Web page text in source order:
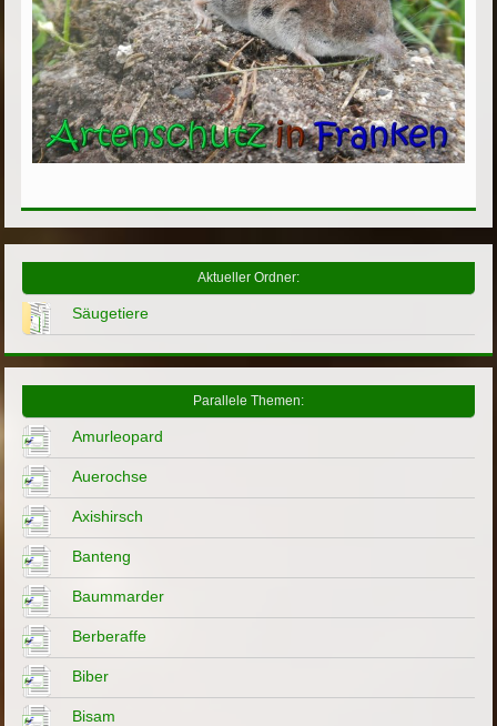
Aktueller Ordner:
Säugetiere
Parallele Themen:
Amurleopard
Auerochse
Axishirsch
Banteng
Baummarder
Berberaffe
Biber
Bisam